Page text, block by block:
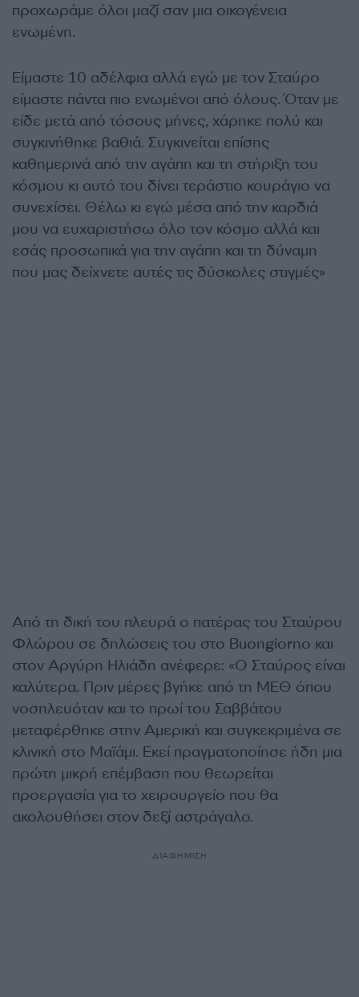
προχωράμε όλοι μαζί σαν μια οικογένεια
ενωμένη.
Είμαστε 10 αδέλφια αλλά εγώ με τον Σταύρο
είμαστε πάντα πιο ενωμένοι από όλους. Όταν με
είδε μετά από τόσους μήνες, χάρηκε πολύ και
συγκινήθηκε βαθιά. Συγκινείται επίσης
καθημερινά από την αγάπη και τη στήριξη του
κόσμου κι αυτό του δίνει τεράστιο κουράγιο να
συνεχίσει. Θέλω κι εγώ μέσα από την καρδιά
μου να ευχαριστήσω όλο τον κόσμο αλλά και
εσάς προσωπικά για την αγάπη και τη δύναμη
που μας δείχνετε αυτές τις δύσκολες στιγμές»
Από τη δική του πλευρά ο πατέρας του Σταύρου
Φλώρου σε δηλώσεις του στο Buongiorno και
στον Αργύρη Ηλιάδη ανέφερε: «Ο Σταύρος είναι
καλύτερα. Πριν μέρες βγήκε από τη ΜΕΘ όπου
νοσηλευόταν και το πρωί του Σαββάτου
μεταφέρθηκε στην Αμερική και συγκεκριμένα σε
κλινική στο Μαϊάμι. Εκεί πραγματοποίησε ήδη μια
πρώτη μικρή επέμβαση που θεωρείται
προεργασία για το χειρουργείο που θα
ακολουθήσει στον δεξί αστράγαλο.
ΔΙΑΦΗΜΙΣΗ